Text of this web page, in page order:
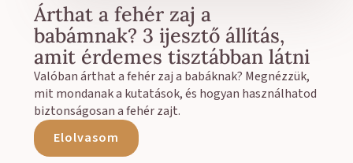
Árthat a fehér zaj a
babámnak? 3 ijesztő állítás,
amit érdemes tisztábban látni
Valóban árthat a fehér zaj a babáknak? Megnézzük,
mit mondanak a kutatások, és hogyan használhatod
biztonságosan a fehér zajt.
Elolvasom